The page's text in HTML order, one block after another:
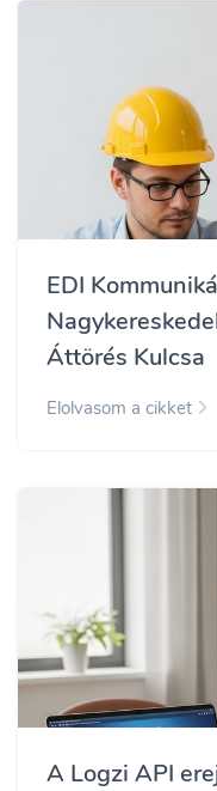
EDI
Áttörés Kulcsa
Elolvasom a cikket
A Logzi API